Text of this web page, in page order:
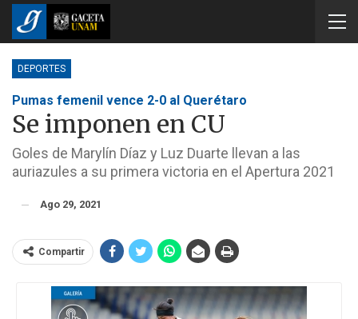
DEPORTES
Pumas femenil vence 2-0 al Querétaro
Se imponen en CU
Goles de Marylín Díaz y Luz Duarte llevan a las
auriazules a su primera victoria en el Apertura 2021
Ago 29, 2021
Compartir